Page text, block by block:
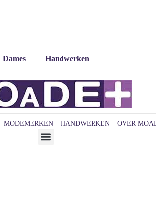
Dames Handwerken
MODEMERKEN HANDWERKEN OVER